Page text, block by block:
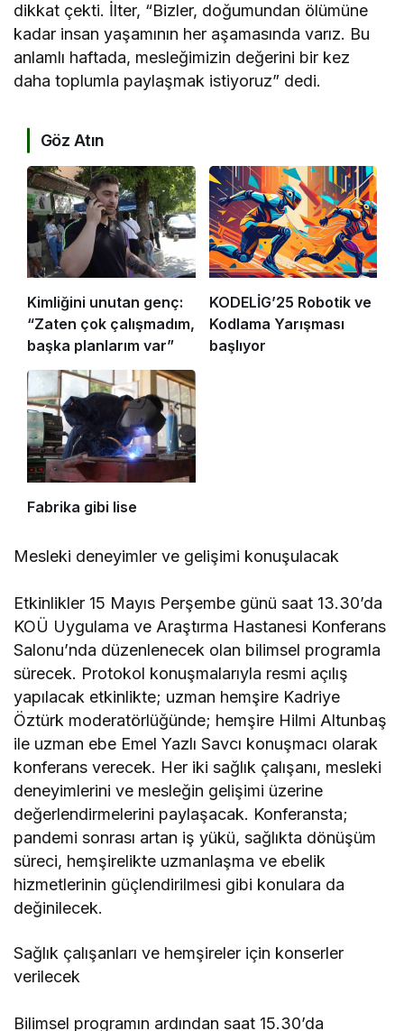
dikkat çekti. İlter, “Bizler, doğumundan ölümüne
kadar insan yaşamının her aşamasında varız. Bu
anlamlı haftada, mesleğimizin değerini bir kez
daha toplumla paylaşmak istiyoruz” dedi.
Göz Atın
Kimliğini unutan genç:
“Zaten çok çalışmadım,
başka planlarım var”
KODELİG’25 Robotik ve
Kodlama Yarışması
başlıyor
Fabrika gibi lise
Mesleki deneyimler ve gelişimi konuşulacak
Etkinlikler 15 Mayıs Perşembe günü saat 13.30’da
KOÜ Uygulama ve Araştırma Hastanesi Konferans
Salonu’nda düzenlenecek olan bilimsel programla
sürecek. Protokol konuşmalarıyla resmi açılış
yapılacak etkinlikte; uzman hemşire Kadriye
Öztürk moderatörlüğünde; hemşire Hilmi Altunbaş
ile uzman ebe Emel Yazlı Savcı konuşmacı olarak
konferans verecek. Her iki sağlık çalışanı, mesleki
deneyimlerini ve mesleğin gelişimi üzerine
değerlendirmelerini paylaşacak. Konferansta;
pandemi sonrası artan iş yükü, sağlıkta dönüşüm
süreci, hemşirelikte uzmanlaşma ve ebelik
hizmetlerinin güçlendirilmesi gibi konulara da
değinilecek.
Sağlık çalışanları ve hemşireler için konserler
verilecek
Bilimsel programın ardından saat 15.30’da